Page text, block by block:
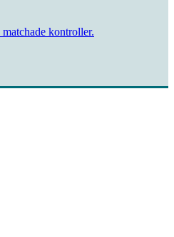
kontroller.